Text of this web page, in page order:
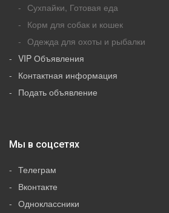
Сухпайки, Готовая еда
Корм для собак и кошек
Одежда для охоты и рыбалки
VIP Объявления
Контактная информация
Подать объявление
Мы в соцсетях
Телеграм
Вконтакте
Одноклассники